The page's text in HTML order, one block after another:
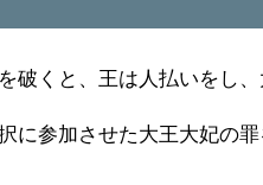
破くと、王は人払いをし
に参加させた大王大妃の